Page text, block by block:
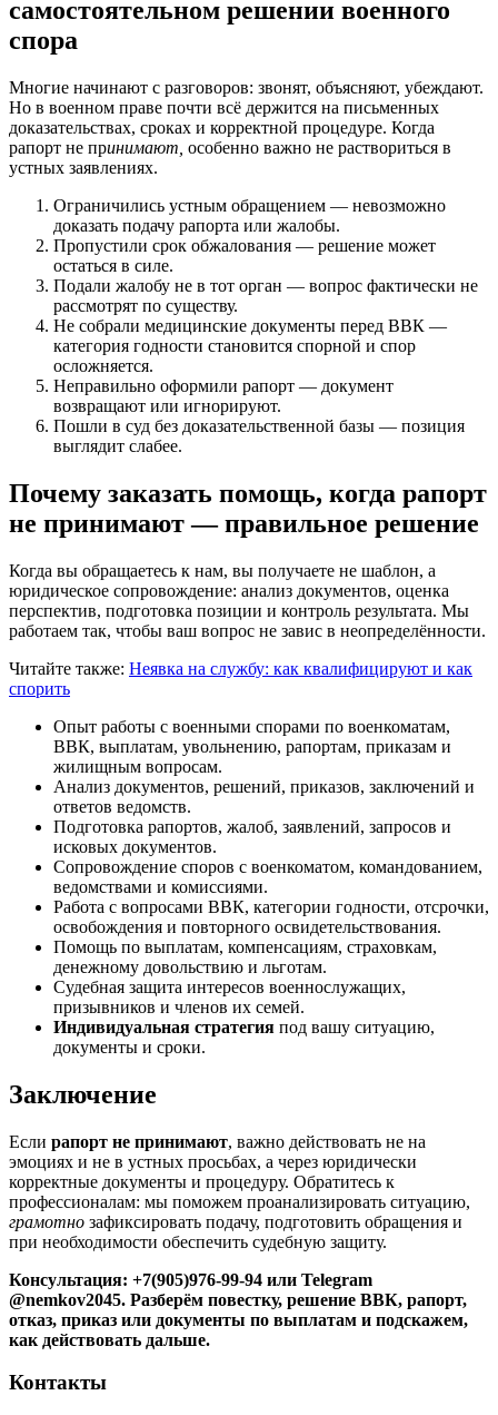
самостоятельном решении военного
спора
Многие начинают с разговоров: звонят, объясняют, убеждают.
Но в военном праве почти всё держится на письменных
доказательствах, сроках и корректной процедуре. Когда
рапорт не принимают, особенно важно не раствориться в
устных заявлениях.
Ограничились устным обращением — невозможно
доказать подачу рапорта или жалобы.
Пропустили срок обжалования — решение может
остаться в силе.
Подали жалобу не в тот орган — вопрос фактически не
рассмотрят по существу.
Не собрали медицинские документы перед ВВК —
категория годности становится спорной и спор
осложняется.
Неправильно оформили рапорт — документ
возвращают или игнорируют.
Пошли в суд без доказательственной базы — позиция
выглядит слабее.
Почему заказать помощь, когда рапорт
не принимают — правильное решение
Когда вы обращаетесь к нам, вы получаете не шаблон, а
юридическое сопровождение: анализ документов, оценка
перспектив, подготовка позиции и контроль результата. Мы
работаем так, чтобы ваш вопрос не завис в неопределённости.
Читайте также: Неявка на службу: как квалифицируют и как
спорить
Опыт работы с военными спорами по военкоматам,
ВВК, выплатам, увольнению, рапортам, приказам и
жилищным вопросам.
Анализ документов, решений, приказов, заключений и
ответов ведомств.
Подготовка рапортов, жалоб, заявлений, запросов и
исковых документов.
Сопровождение споров с военкоматом, командованием,
ведомствами и комиссиями.
Работа с вопросами ВВК, категории годности, отсрочки,
освобождения и повторного освидетельствования.
Помощь по выплатам, компенсациям, страховкам,
денежному довольствию и льготам.
Судебная защита интересов военнослужащих,
призывников и членов их семей.
Индивидуальная стратегия под вашу ситуацию,
документы и сроки.
Заключение
Если рапорт не принимают, важно действовать не на
эмоциях и не в устных просьбах, а через юридически
корректные документы и процедуру. Обратитесь к
профессионалам: мы поможем проанализировать ситуацию,
грамотно зафиксировать подачу, подготовить обращения и
при необходимости обеспечить судебную защиту.
Консультация: +7(905)976-99-94 или Telegram
@nemkov2045. Разберём повестку, решение ВВК, рапорт,
отказ, приказ или документы по выплатам и подскажем,
как действовать дальше.
Контакты